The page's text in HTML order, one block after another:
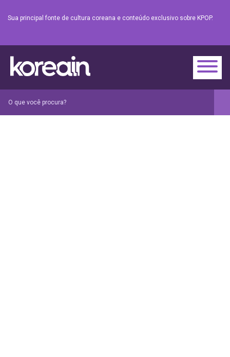
Sua principal fonte de cultura coreana e conteúdo exclusivo sobre KPOP.